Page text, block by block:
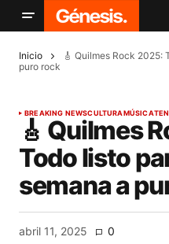
Inicio
🎸 Quilmes Rock 2025:
puro rock
BREAKING NEWSCULTURAMÚSICA
🎸 Quilmes
Todo listo
semana a
abril 11, 2025 0